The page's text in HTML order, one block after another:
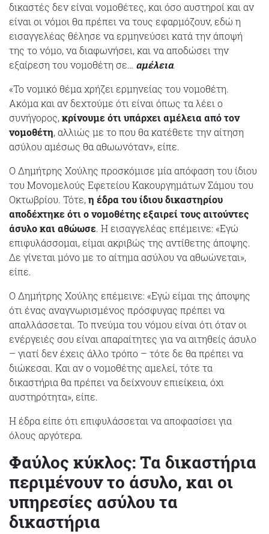
δικαστές δεν είναι νομοθέτες, και όσο αυστηροί και αν
είναι οι νόμοι θα πρέπει να τους εφαρμόζουν, εδώ η
εισαγγελέας θέλησε να ερμηνεύσει κατά την άποψή
της το νόμο, να διαφωνήσει, και να αποδώσει την
εξαίρεση του νομοθέτη σε… αμέλεια.
«Το νομικό θέμα χρήζει ερμηνείας του νομοθέτη.
Ακόμα και αν δεχτούμε ότι είναι όπως τα λέει ο
συνήγορος,κρίνουμε ότι υπάρχει αμέλεια από τον
νομοθέτη, αλλιώς με το που θα κατέθετε την αίτηση
ασύλου αμέσως θα αθωωνόταν», είπε.
Ο Δημήτρης Χούλης προσκόμισε μία απόφαση του ίδιου
του Μονομελούς Εφετείου Κακουργημάτων Σάμου του
Οκτωβρίου. Τότε,η έδρα του ίδιου δικαστηρίου
αποδέχτηκε ότι ο νομοθέτης εξαιρεί τους αιτούντες
άσυλο και αθώωσε. Η εισαγγελέας επέμεινε: «Εγώ
επιφυλάσσομαι, είμαι ακριβώς της αντίθετης άποψης.
Δε γίνεται μόνο με το αίτημα ασύλου να αθωώνεται»,
είπε.
Ο Δημήτρης Χούλης επέμεινε: «Εγώ είμαι της άποψης
ότι ένας αναγνωρισμένος πρόσφυγας πρέπει να
απαλλάσσεται. Το πνεύμα του νόμου είναι ότι όταν οι
ενέργειές σου είναι απαραίτητες για να αιτηθείς άσυλο
– γιατί δεν έχεις άλλο τρόπο – τότε δε θα πρέπει να
διώκεσαι. Και αν ο νομοθέτης αμελεί, τότε τα
δικαστήρια θα πρέπει να δείχνουν επιείκεια, όχι
αυστηρότητα», είπε.
Η έδρα είπε ότι επιφυλάσσεται να αποφασίσει για
όλους αργότερα.
Φαύλος κύκλος: Τα δικαστήρια
περιμένουν το άσυλο, και οι
υπηρεσίες ασύλου τα
δικαστήρια